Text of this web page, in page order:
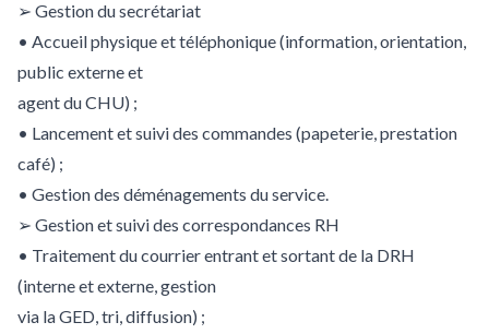
➢ Gestion du secrétariat
• Accueil physique et téléphonique (information, orientation,
public externe et
agent du CHU) ;
• Lancement et suivi des commandes (papeterie, prestation
café) ;
• Gestion des déménagements du service.
➢ Gestion et suivi des correspondances RH
• Traitement du courrier entrant et sortant de la DRH
(interne et externe, gestion
via la GED, tri, diffusion) ;